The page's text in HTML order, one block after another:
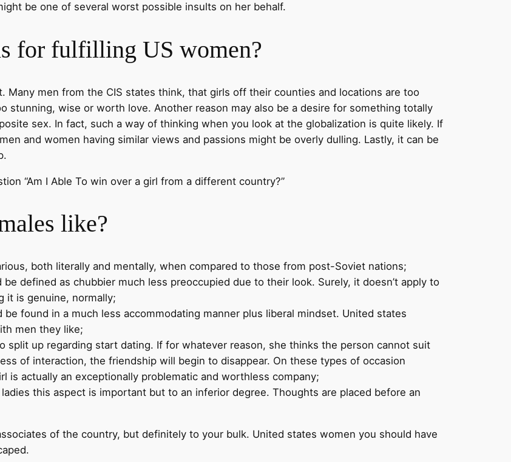
be one of several worst possible insults on her behalf.
for fulfilling US women?
men from the CIS states think, that girls off their counties and locations are too
stunning, wise or worth love. Another reason may also be a desire for something totally
sex. In fact, such a way of thinking when you look at the globalization is quite likely. If
and women having similar views and passions might be overly dulling. Lastly, it can be
“Am I Able To win over a girl from a different country?”
like?
both literally and mentally, when compared to those from post-Soviet nations;
defined as chubbier much less preoccupied due to their look. Surely, it doesn’t apply to
it is genuine, normally;
found in a much less accommodating manner plus liberal mindset. United states
men they like;
split up regarding start dating. If for whatever reason, she thinks the person cannot suit
of interaction, the friendship will begin to disappear. On these types of occasion
is actually an exceptionally problematic and worthless company;
this aspect is important but to an inferior degree. Thoughts are placed before an
of the country, but definitely to your bulk. United states women you should have